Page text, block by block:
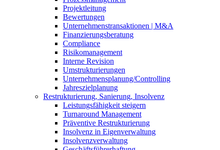
Projektleitung
Bewertungen
Unternehmenstransaktionen | M&A
Finanzierungsberatung
Compliance
Risikomanagement
Interne Revision
Umstrukturierungen
Unternehmensplanung/Controlling
Jahreszielplanung
Restrukturierung, Sanierung, Insolvenz
Leistungsfähigkeit steigern
Turnaround Management
Präventive Restrukturierung
Insolvenz in Eigenverwaltung
Insolvenzverwaltung